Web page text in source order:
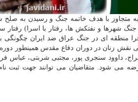
متجاوز با هدف خاتمه جنگ و رسیدن به صلح
شیمیایی، جنگ شهرها و نفتكش ها، رفتار با اسرا)
قدرت های منطقه ای و فرا منطقه ای در جنگ عراق ضد ایران
نقش زنان در دوران دفاع مقدس همینطور
داوود سنجری پور، مجتبی شربتی، عباس
می شود. متقاضیان می توانند جهت ثبت نام